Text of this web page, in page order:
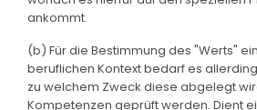
ankommt.
(b) Für die Bestimmung des "Werts"
beruflichen Kontext bedarf es
zu welchem Zweck diese abgelegt
Kompetenzen geprüft werden. Dient